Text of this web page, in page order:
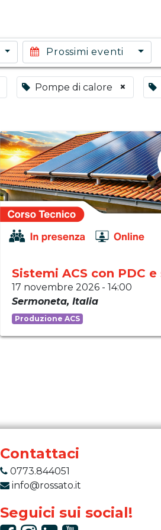
Prossimi eventi
Pompe di calore ×
17 novembre 2026 - 14:00
Sermoneta, Italia
Produzione ACS
Contattaci
0773.844051
info@rossato.it
Seguici sui social!